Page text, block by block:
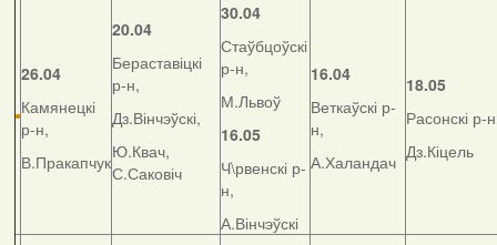
26.04
Камянецкі
р-н,
В.Пракапчук
20.04
Бераставіцкі
р-н,
Дз.Вінчэўскі,
Ю.Квач,
С.Саковіч
30.04
Стаўбцоўскі
р-н,
М.Львоў
16.05
Ч\рвенскі р-
н,
А.Вінчэўскі
16.04
Веткаўскі р-
н,
А.Халандач
18.05
Расонскі р-
Дз.Кіцель